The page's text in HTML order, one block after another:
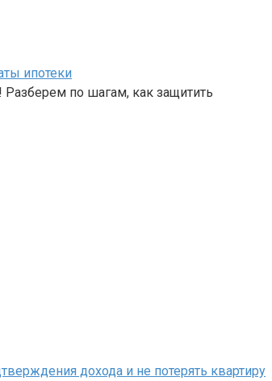
ипотеки
Разберем по шагам, как защитить
дохода и не потерять квартиру